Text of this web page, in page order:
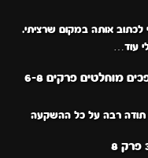
לכתוב אותה במקום שרציתי.
עוד…
מוחלטים פרקים 6-8
תודה רבה על כל ההשקעה